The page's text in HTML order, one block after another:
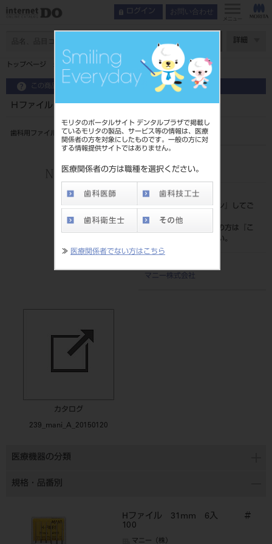
モリタのポータルサイト デンタルプラザで掲載し
ているモリタの製品、サービス等の情報は、医療
関係者の方を対象にしたものです。一般の方に対
する情報提供サイトではありません。
医療関係者の方は職種を選択ください。
≫ 医療関係者でない方はこちら
ログイン お問い合わせ
メニュー
詳細
トップページ Ｈファイル ３１㎜ ６入 ＃９０～１４０
この商品に関するお問い合わせ
Ｈファイル ３１㎜ ６入 ＃９０～１４０
歯科用ファイル
202390075
標準価格
ログイン
』してご
覧ください。
ネット会員登録がまだの方は『
こ
』より登録ください。
マニー株式会社
カタログ
239_mani_A_20150120
医療機器の分類
規格・品番別
Hファイル 31mm 6入 ＃
100
マニー（株）